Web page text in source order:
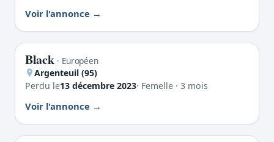
Voir l'annonce
PERDU
Black · Européen
Argenteuil (95)
Perdu le13 décembre 2023· Femelle · 3 mois
Voir l'annonce